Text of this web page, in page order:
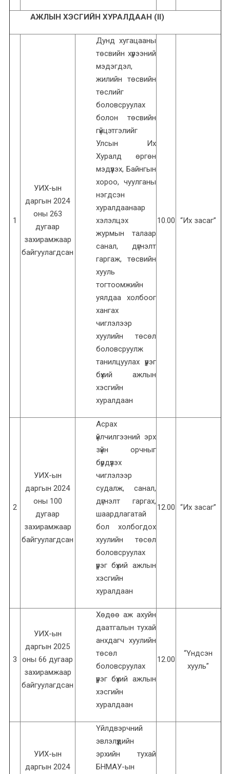
АЖЛЫН ХЭСГИЙН ХУРАЛДААН (II)
1
УИХ-ын
даргын 2024
оны 263
дугаар
захирамжаар
байгуулагдсан
Дунд хугацааны
төсвийн хүрээний
мэдэгдэл,
жилийн төсвийн
төслийг
боловсруулах
болон төсвийн
гүйцэтгэлийг
Улсын Их
Хуралд өргөн
мэдүүлэх, Байнгын
хороо, чуулганы
нэгдсэн
хуралдаанаар
хэлэлцэх
журмын талаар
санал, дүгнэлт
гаргаж, төсвийн
хууль
тогтоомжийн
уялдаа холбоог
хангах
чиглэлээр
хуулийн төсөл
боловсруулж
танилцуулах үүрэг
бүхий ажлын
хэсгийн
хуралдаан
10.00 “Их засаг”
2
УИХ-ын
даргын 2024
оны 100
дугаар
захирамжаар
байгуулагдсан
Асрах
үйлчилгээний эрх
зүйн орчныг
бүрдүүлэх
чиглэлээр
судалж, санал,
дүгнэлт гаргах,
шаардлагатай
бол холбогдох
хуулийн төсөл
боловсруулах
үүрэг бүхий ажлын
хэсгийн
хуралдаан
12.00 “Их засаг”
3
УИХ-ын
даргын 2025
оны 66 дугаар
захирамжаар
байгуулагдсан
Хөдөө аж ахуйн
даатгалын тухай
анхдагч хуулийн
төсөл
боловсруулах
үүрэг бүхий ажлын
хэсгийн
хуралдаан
12.00
“Үндсэн
хууль”
УИХ-ын
даргын 2024
Үйлдвэрчний
эвлэлүүдийн
эрхийн тухай
БНМАУ-ын